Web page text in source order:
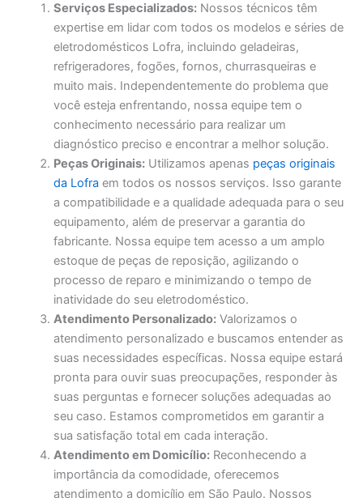
Serviços Especializados: Nossos técnicos têm
expertise em lidar com todos os modelos e séries de
eletrodomésticos Lofra, incluindo geladeiras,
refrigeradores, fogões, fornos, churrasqueiras e
muito mais. Independentemente do problema que
você esteja enfrentando, nossa equipe tem o
conhecimento necessário para realizar um
diagnóstico preciso e encontrar a melhor solução.
Peças Originais: Utilizamos apenas peças originais
da Lofra em todos os nossos serviços. Isso garante
a compatibilidade e a qualidade adequada para o seu
equipamento, além de preservar a garantia do
fabricante. Nossa equipe tem acesso a um amplo
estoque de peças de reposição, agilizando o
processo de reparo e minimizando o tempo de
inatividade do seu eletrodoméstico.
Atendimento Personalizado: Valorizamos o
atendimento personalizado e buscamos entender as
suas necessidades específicas. Nossa equipe estará
pronta para ouvir suas preocupações, responder às
suas perguntas e fornecer soluções adequadas ao
seu caso. Estamos comprometidos em garantir a
sua satisfação total em cada interação.
Atendimento em Domicílio: Reconhecendo a
importância da comodidade, oferecemos
atendimento a domicílio em São Paulo. Nossos